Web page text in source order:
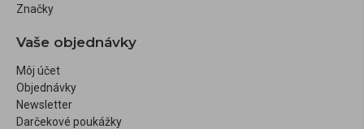
Značky
Vaše objednávky
Môj účet
Objednávky
Newsletter
Darčekové poukážky